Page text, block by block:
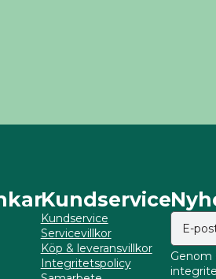
Kundservice
Kundservice
Servicevillkor
Köp & leveransvillkor
Integritetspolicy
Genom